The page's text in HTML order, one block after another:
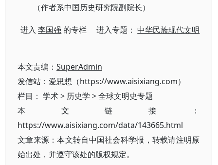
（作者系中国历史研究院副院长）
进入李国强 的专栏 进入专题：中华民族现代文明
本文责编： SuperAdmin
发信站：爱思想（https://www.aisixiang.com）
栏目： 学术> 历史学 >全球文明史专题
本文链接：
https://www.aisixiang.com/data/143665.html
文章来源：本文转自中国社会科学报，转载请注明原
始出处，并遵守该处的版权规定。